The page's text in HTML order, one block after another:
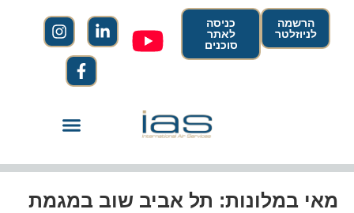
הרשמה
לניוזלטר
כניסה
לאתר
סוכנים
מאי במלונות: תל אביב שוב במגמת